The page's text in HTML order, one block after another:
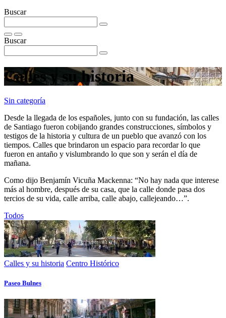
Buscar
Buscar
Calles y su historia
Sin categoría
Desde la llegada de los españoles, junto con su fundación, las calles
de Santiago fueron cobijando grandes construcciones, símbolos y
testigos de la historia y cultura de un pueblo que avanzó con los
tiempos. Calles que brindaron un espacio para recordar lo que
fueron en antaño y vislumbrando lo que son y serán el día de
mañana.
Como dijo Benjamín Vicuña Mackenna: “No hay nada que interese
más al hombre, después de su casa, que la calle donde pasa dos
tercios de su vida, calle arriba, calle abajo, callejeando…”.
Todos
Calles y su historia Centro Histórico
Paseo Bulnes